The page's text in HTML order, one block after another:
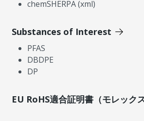
chemSHERPA (xml)
Substances of Interest
PFAS
DBDPE
DP
EU RoHS適合証明書（モレック